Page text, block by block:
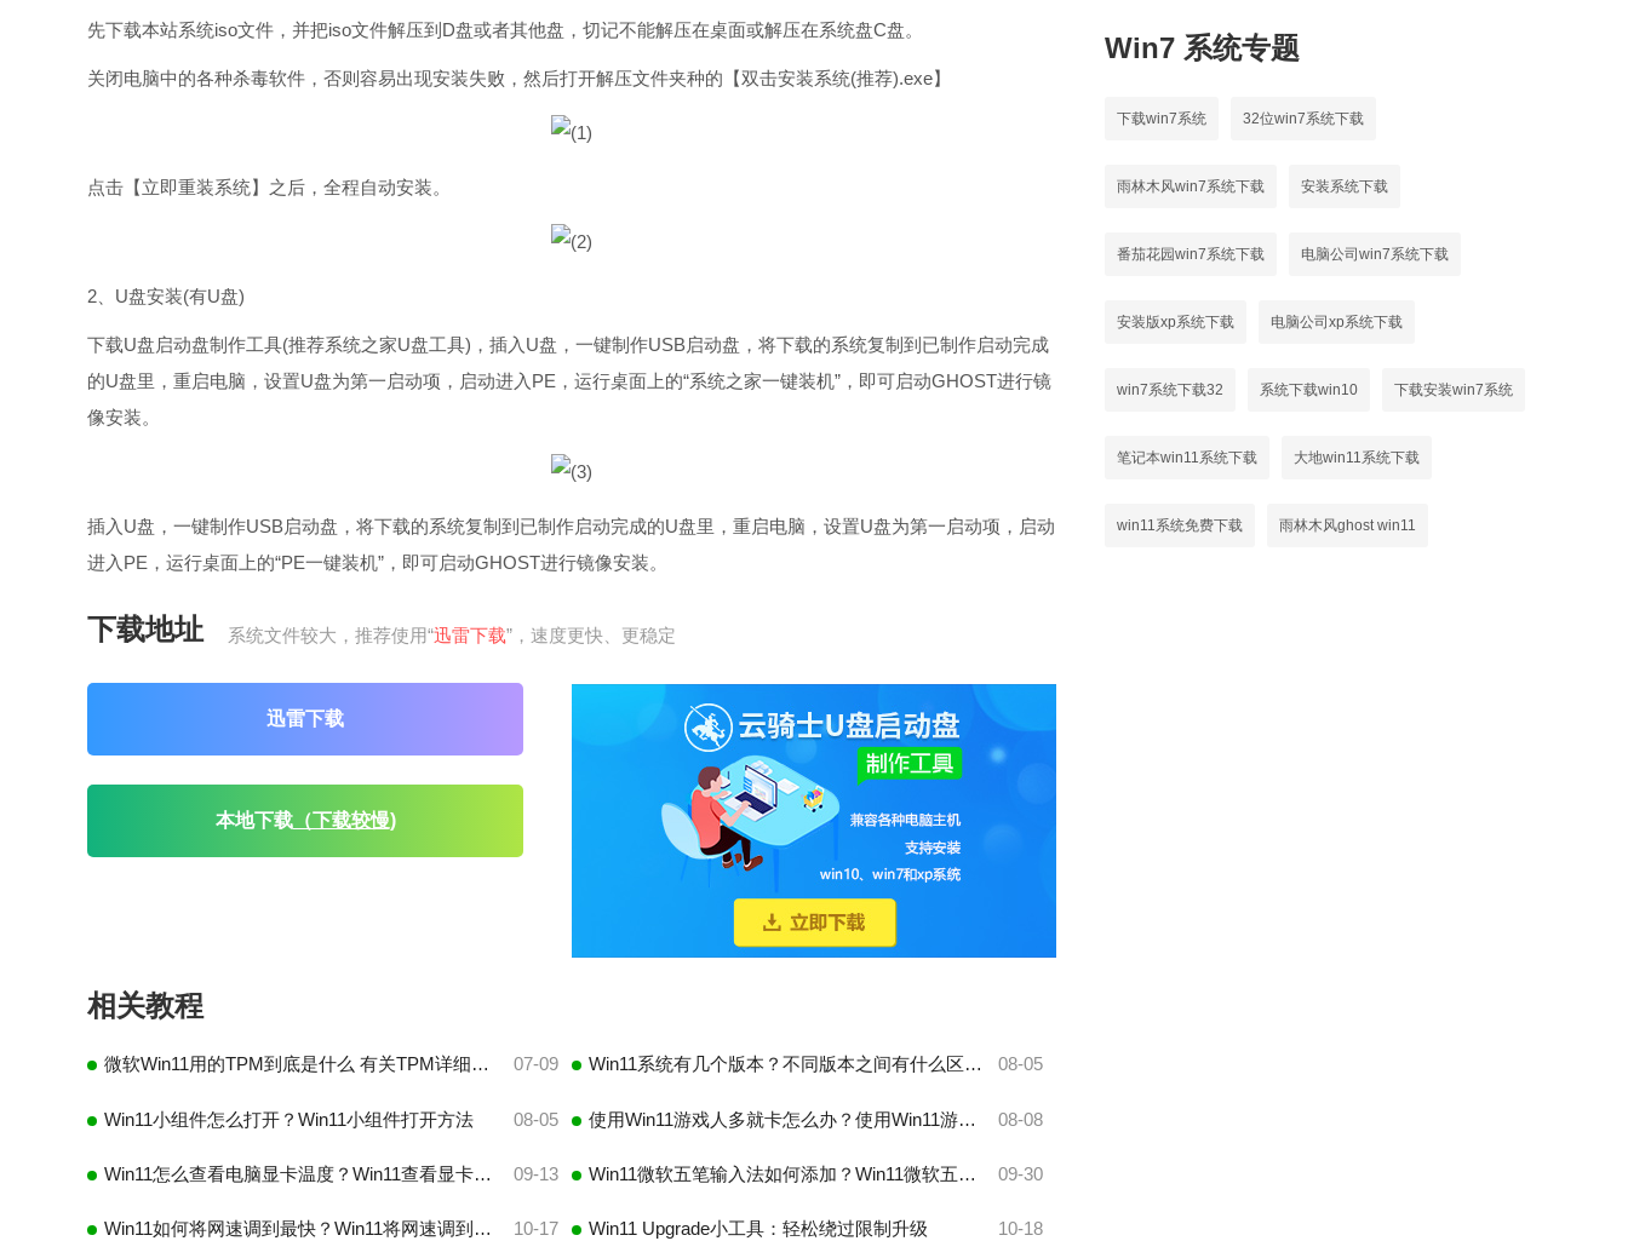
先下载本站系统iso文件，并把iso文件解压到D盘或者其他盘，切记不能解压在桌面或解压在系统盘C盘。
关闭电脑中的各种杀毒软件，否则容易出现安装失败，然后打开解压文件夹种的【双击安装系统(推荐).exe】
点击【立即重装系统】之后，全程自动安装。
2、U盘安装(有U盘)
下载U盘启动盘制作工具(推荐系统之家U盘工具)，插入U盘，一键制作USB启动盘，将下载的系统复制到已制作启动完成
的U盘里，重启电脑，设置U盘为第一启动项，启动进入PE，运行桌面上的“系统之家一键装机”，即可启动GHOST进行镜
像安装。
插入U盘，一键制作USB启动盘，将下载的系统复制到已制作启动完成的U盘里，重启电脑，设置U盘为第一启动项，启动
进入PE，运行桌面上的“PE一键装机”，即可启动GHOST进行镜像安装。
下载地址 系统文件较大，推荐使用“迅雷下载”，速度更快、更稳定
迅雷下载
本地下载（下载较慢)
相关教程
微软Win11用的TPM到底是什么 有关TPM详细解答 07-09 Win11系统有几个版本？不同版本之间有什么区别？ 08-05
Win11小组件怎么打开？Win11小组件打开方法 08-05 使用Win11游戏人多就卡怎么办？使用Win11游戏人多就卡解决方法 08-08
Win11怎么查看电脑显卡温度？Win11查看显卡温度方法汇总 09-13 Win11微软五笔输入法如何添加？Win11微软五笔输入法添加方法 09-30
Win11如何将网速调到最快？Win11将网速调到最快的方法 10-17 Win11 Upgrade​小工具：轻松绕过限制升级 10-18
Win7 系统专题
下载win7系统 32位win7系统下载
雨林木风win7系统下载 安装系统下载
番茄花园win7系统下载 电脑公司win7系统下载
安装版xp系统下载 电脑公司xp系统下载
win7系统下载32 系统下载win10 下载安装win7系统
笔记本win11系统下载 大地win11系统下载
win11系统免费下载 雨林木风ghost win11